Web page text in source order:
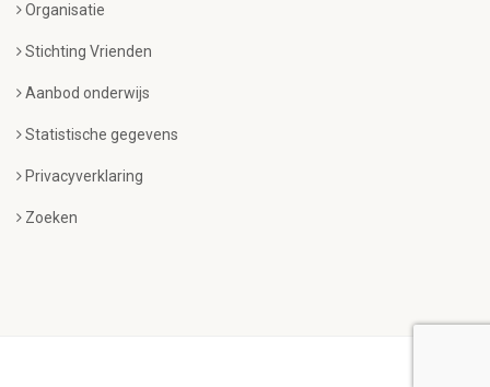
Organisatie
Stichting Vrienden
Aanbod onderwijs
Statistische gegevens
Privacyverklaring
Zoeken